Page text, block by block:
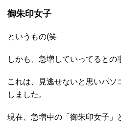
御朱印女子
というもの(笑
しかも、急増していってるとの
これは、見逃せないと思いパ
しました。
現在、急増中の「御朱印女子」